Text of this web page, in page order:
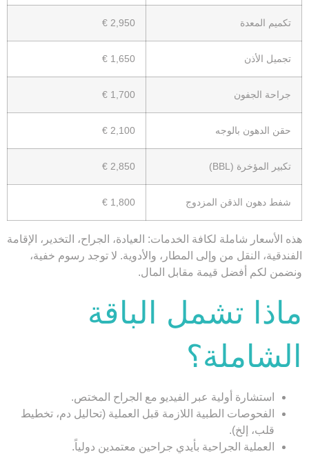
تكميم المعدة 2,950 €
تجميل الأذن 1,650 €
جراحة الجفون 1,700 €
حقن الدهون بالوجه 2,100 €
تكبير المؤخرة (BBL) 2,850 €
شفط دهون الذقن المزدوج 1,800 €
هذه الأسعار شاملة لكافة الخدمات: العيادة، الجراح، التخدير، الإقامة
الفندقية، النقل من وإلى المطار، والأدوية. لا توجد رسوم خفية،
ونضمن لكم أفضل قيمة مقابل المال.
ماذا تشمل الباقة
الشاملة؟
استشارة أولية عبر الفيديو مع الجراح المختص.
الفحوصات الطبية اللازمة قبل العملية (تحاليل دم، تخطيط
قلب، إلخ).
العملية الجراحية بأيدي جراحين معتمدين دولياً.